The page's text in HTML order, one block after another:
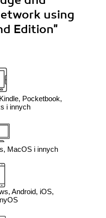
using
Edition"
Pocketbook,
i innych
MacOS i innych
Android, iOS,